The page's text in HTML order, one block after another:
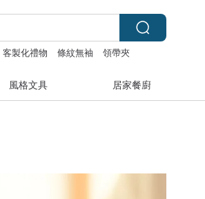
客製化禮物 條紋無袖 領帶夾
風格文具 居家餐廚